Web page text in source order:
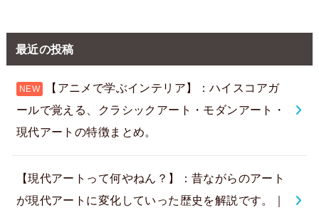
最近の投稿
【アニメで学ぶインテリア】：ハイスコアガ
ールで覚える、クラシックアート・モダンアート・
現代アートの特徴まとめ。
【現代アートって何やねん？】：昔ながらのアート
が現代アートに変化していった歴史を解説です。｜